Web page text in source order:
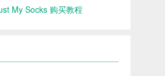
My Socks 购买教程